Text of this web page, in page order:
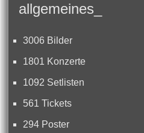
allgemeines_
3006 Bilder
1801 Konzerte
1092 Setlisten
561 Tickets
294 Poster